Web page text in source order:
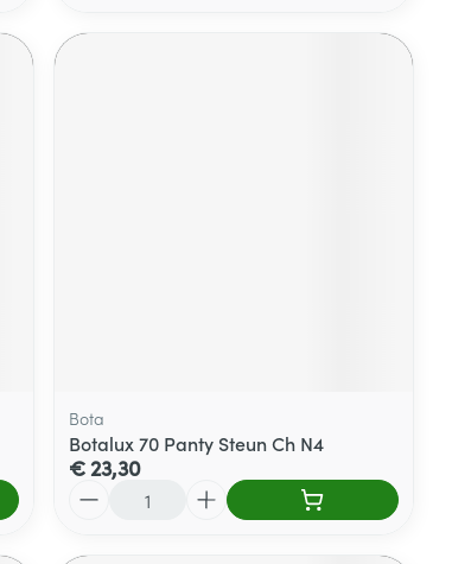
Bota
Botalux 70 Panty Steun Ch N4
€ 23,30